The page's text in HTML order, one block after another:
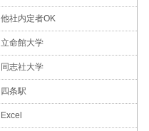
他社内定者OK
立命館大学
同志社大学
四条駅
Excel